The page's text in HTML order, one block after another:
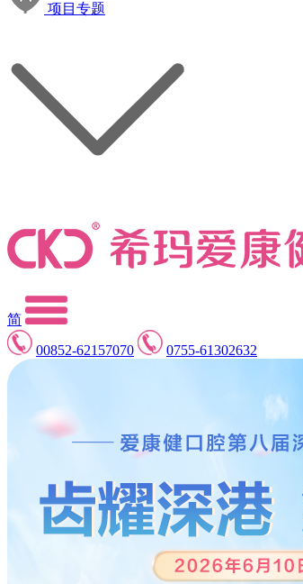
项目专题
简
00852-62157070
0755-61302632